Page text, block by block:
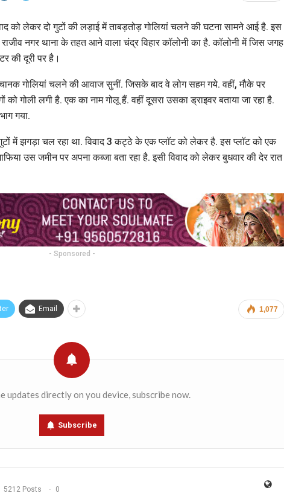
को लेकर दो गुटों की लड़ाई में ताबड़तोड़ गोलियां चलने की घटना सामने आई है. इस
नगर थाना के तहत आने वाला चंद्र विहार कॉलोनी का है. कॉलोनी में जिस जगह
की दूरी पर है।
गोलियां चलने की आवाज सुनीं. जिसके बाद वे लोग सहम गये. वहीं, मौके पर
को गोली लगी है. एक का नाम गोलू हैं. वहीं दूसरा उसका ड्राइवर बताया जा रहा है.
गया.
में झगड़ा चल रहा था. विवाद 3 कट्ठे के एक प्लाॅट को लेकर है. इस प्लाॅट को एक
उस जमीन पर अपना कब्जा बता रहा है. इसी विवाद को लेकर बुधवार की देर रात
- Sponsored -
1,077
Email
updates directly on you device, subscribe now.
Subscribe
5212 Posts 0